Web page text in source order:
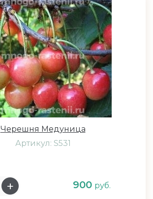
Черешня Медуница
Артикул: S531
900 руб.